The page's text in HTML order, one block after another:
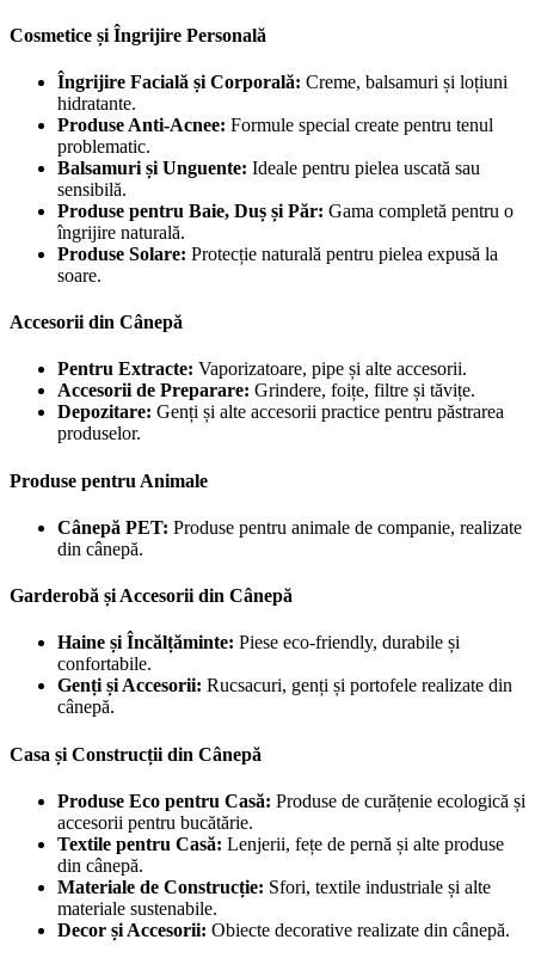
Cosmetice și Îngrijire Personală
Îngrijire Facială și Corporală: Creme, balsamuri și loțiuni
hidratante.
Produse Anti-Acnee: Formule special create pentru tenul
problematic.
Balsamuri și Unguente: Ideale pentru pielea uscată sau
sensibilă.
Produse pentru Baie, Duș și Păr: Gama completă pentru o
îngrijire naturală.
Produse Solare: Protecție naturală pentru pielea expusă la
soare.
Accesorii din Cânepă
Pentru Extracte: Vaporizatoare, pipe și alte accesorii.
Accesorii de Preparare: Grindere, foițe, filtre și tăvițe.
Depozitare: Genți și alte accesorii practice pentru păstrarea
produselor.
Produse pentru Animale
Cânepă PET: Produse pentru animale de companie, realizate
din cânepă.
Garderobă și Accesorii din Cânepă
Haine și Încălțăminte: Piese eco-friendly, durabile și
confortabile.
Genți și Accesorii: Rucsacuri, genți și portofele realizate din
cânepă.
Casa și Construcții din Cânepă
Produse Eco pentru Casă: Produse de curățenie ecologică și
accesorii pentru bucătărie.
Textile pentru Casă: Lenjerii, fețe de pernă și alte produse
din cânepă.
Materiale de Construcție: Sfori, textile industriale și alte
materiale sustenabile.
Decor și Accesorii: Obiecte decorative realizate din cânepă.